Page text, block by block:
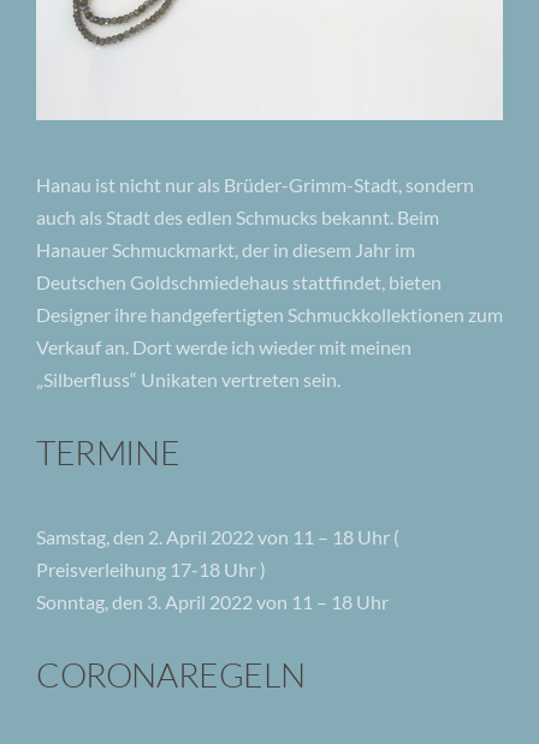
Hanau ist nicht nur als Brüder-Grimm-Stadt, sondern
auch als Stadt des edlen Schmucks bekannt. Beim
Hanauer Schmuckmarkt, der in diesem Jahr im
Deutschen Goldschmiedehaus stattfindet, bieten
Designer ihre handgefertigten Schmuckkollektionen zum
Verkauf an. Dort werde ich wieder mit meinen
„Silberfluss“ Unikaten vertreten sein.
TERMINE
Samstag, den 2. April 2022 von 11 – 18 Uhr (
Preisverleihung 17-18 Uhr )
Sonntag, den 3. April 2022 von 11 – 18 Uhr
CORONAREGELN